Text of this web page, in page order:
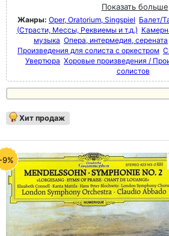
Показать больше
Жанры: Oper, Oratorium, Singspiel Балет/
(Страсти, Мессы, Реквиемы и т.д.)
музыка Опера, интермедия, серената
Произведения для солиста с оркестром
Увертюра Хоровые произведения /
солистов
Хит продаж
9%